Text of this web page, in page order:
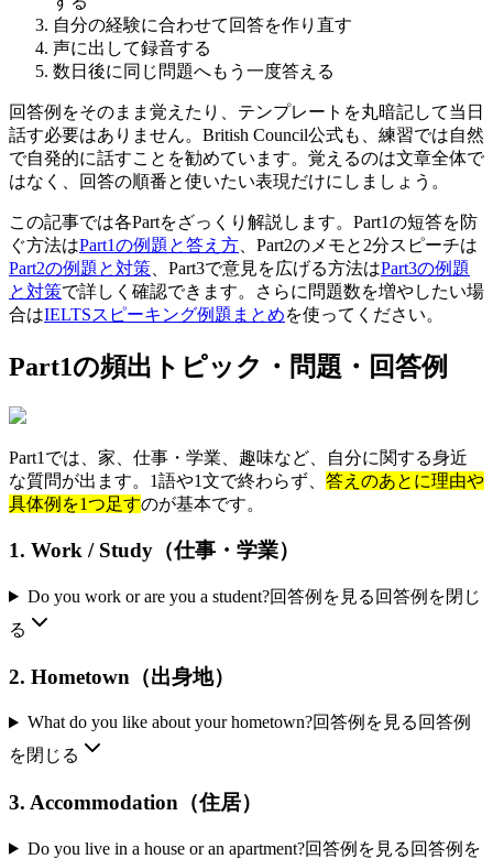
自分の経験に合わせて回答を作り直す
声に出して録音する
数日後に同じ問題へもう一度答える
回答例をそのまま覚えたり、テンプレートを丸暗記して当日
話す必要はありません。British Council公式も、練習では自然
で自発的に話すことを勧めています。覚えるのは文章全体で
はなく、回答の順番と使いたい表現だけにしましょう。
この記事では各Partをざっくり解説します。Part1の短答を防
ぐ方法はPart1の例題と答え方 、Part2のメモと2分スピーチは
Part2の例題と対策 、Part3で意見を広げる方法はPart3の例題
と対策で詳しく確認できます。さらに問題数を増やしたい場
合はIELTSスピーキング例題まとめを使ってください。
Part1の頻出トピック・問題・回答例
Part1では、家、仕事・学業、趣味など、自分に関する身近
な質問が出ます。1語や1文で終わらず、 答えのあとに理由や
具体例を1つ足すのが基本です。
1. Work / Study（仕事・学業）
Do you work or are you a student?回答例を見る 回答例を閉じ
る
2. Hometown（出身地）
What do you like about your hometown?回答例を見る 回答例
を閉じる
3. Accommodation（住居）
Do you live in a house or an apartment?回答例を見る 回答例を